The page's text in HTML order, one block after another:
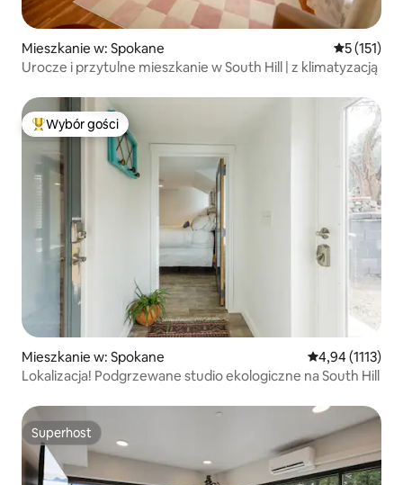
Mieszkanie w: Spokane Średnia
5 (151)
Urocze i przytulne mieszkanie w South Hill | z klimatyzacją
Najpopularniejsze z kategorii Wybór gości
Wybór gości
Mieszkanie w: Spokane Średnia ocena:
4,94 (1113)
Lokalizacja! Podgrzewane studio ekologiczne na South Hill
Superhost
Superhost